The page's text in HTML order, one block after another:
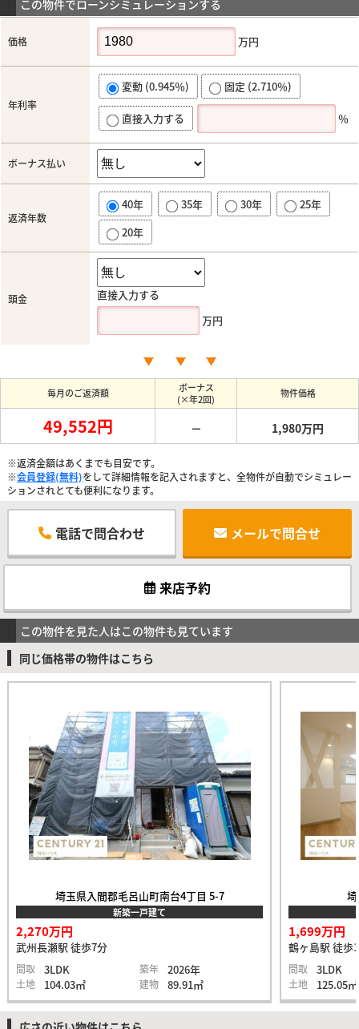
この物件でローンシミュレーションする
価格 万円
年利率
変動 (0.945％) 固定 (2.710％)
直接入力する ％
ボーナス払い
返済年数
40年 35年 30年
25年
20年
頭金
直接入力する
万円
毎月のご返済額
ボーナス
(×年2回)
物件価格
49,552円 － 1,980万円
※返済金額はあくまでも目安です。
※会員登録(無料)をして詳細情報を記入されますと、全物件が自動でシミュレー
ションされとても便利になります。
電話で問合わせ メールで問合せ
来店予約
この物件を見た人はこの物件も見ています
同じ価格帯の物件はこちら
埼玉県入間郡毛呂山町南台4丁目 5-7
新築一戸建て
2,270万円
武州長瀬駅 徒歩7分
間取 3LDK 築年 2026年
土地 104.03㎡ 建物 89.91㎡
1,699万円
鶴ヶ島駅 徒歩
間取 3LDK
土地 125.05㎡